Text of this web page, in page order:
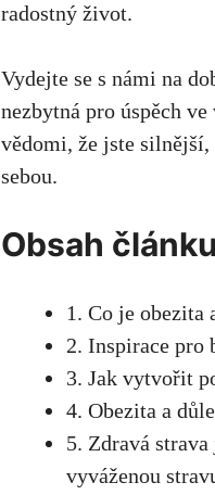
radostný ‍život.
Vydejte se s⁤ námi ​na
nezbytná pro úspěch
vědomi,​ že jste ⁣silnější,
‌sebou.
Obsah článku
1. Co je obezita
2. Inspirace​ pro
3. Jak vytvořit
4. Obezita⁢ a
5. Zdravá
vyváženou